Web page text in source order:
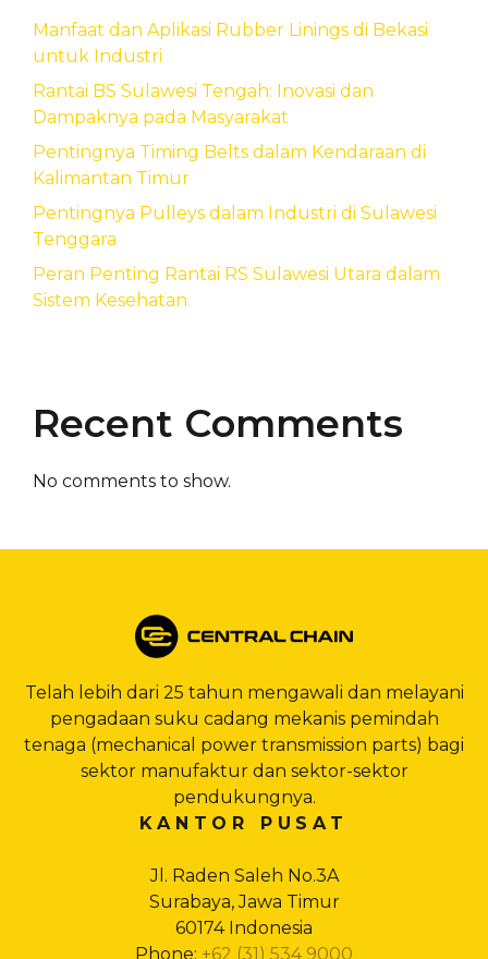
Manfaat dan Aplikasi Rubber Linings di Bekasi
untuk Industri
Rantai BS Sulawesi Tengah: Inovasi dan
Dampaknya pada Masyarakat
Pentingnya Timing Belts dalam Kendaraan di
Kalimantan Timur
Pentingnya Pulleys dalam Industri di Sulawesi
Tenggara
Peran Penting Rantai RS Sulawesi Utara dalam
Sistem Kesehatan
Recent Comments
No comments to show.
Telah lebih dari 25 tahun mengawali dan melayani
pengadaan suku cadang mekanis pemindah
tenaga (mechanical power transmission parts) bagi
sektor manufaktur dan sektor-sektor
pendukungnya.
KANTOR PUSAT
Jl. Raden Saleh No.3A
Surabaya, Jawa Timur
60174 Indonesia
Phone: +62 (31) 534 9000